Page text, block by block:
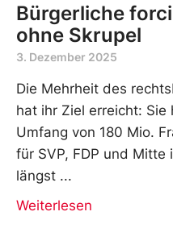
Bürgerliche
ohne Skrupel
3. Dezember 2025
Die Mehrheit des
hat ihr Ziel erreicht: Sie
Umfang von 180 Mio.
für SVP, FDP und Mitte
längst
Weiterlesen